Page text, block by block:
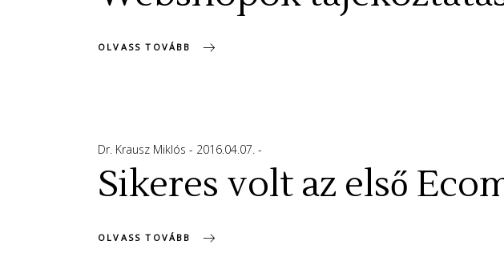
OLVASS TOVÁBB
Dr. Krausz Miklós 2016.04.07.
Sikeres volt az első
OLVASS TOVÁBB